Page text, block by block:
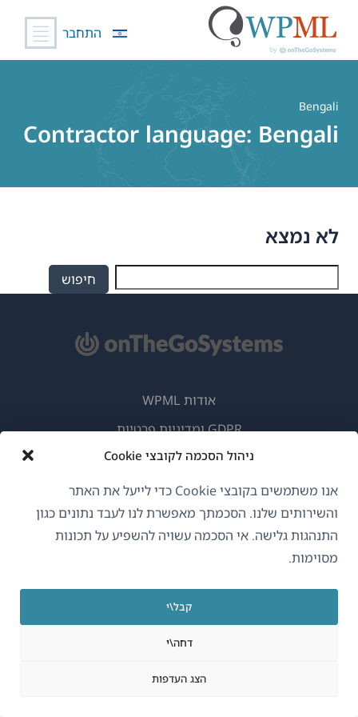
ניהול הסכמה לקובצי Cookie
אנו משתמשים בקובצי Cookie כדי לייעל את האתר
והשירותים שלנו. הסכמתך מאפשרת לנו לעבד נתונים כגון
התנהגות גלישה. אי הסכמה עשויה להשפיע על תכונות
מסוימות.
קבל\י
דחה\י
הצג העדפות
התחבר
Bengali
Contractor language: Bengali
לא נמצא
© 2026
OnTheGoSystems Limited(נפתח
עברית
אודות WPML
GDPR ומדיניות פרטיות
הצטרף לצוות שלנו(נפתח
חדש)
(נפתח
בחלון
חדש)
(נפתח
בחלון
חדש)
(נפתח
בחלון
חדש)